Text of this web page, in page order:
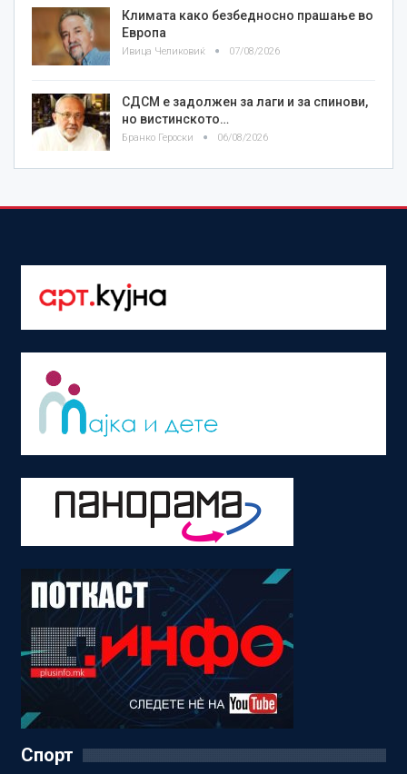
Климата како безбедносно прашање во
Европа
Ивица Челиковиќ 07/08/2026
СДСМ е задолжен за лаги и за спинови,
но вистинското…
Бранко Героски 06/08/2026
Спорт